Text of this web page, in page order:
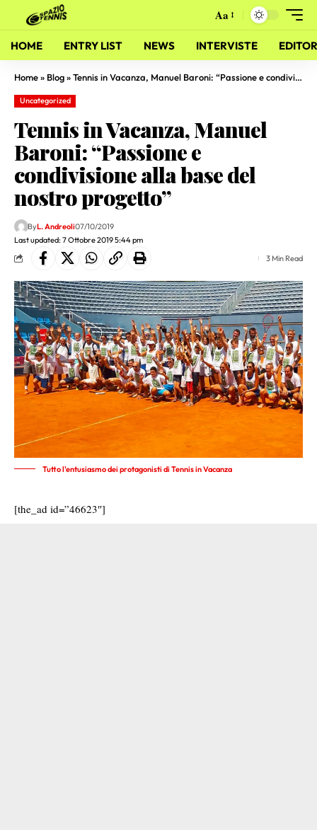
Aa
HOME ENTRY LIST NEWS INTERVISTE
Home» Blog»Tennis in Vacanza, Manuel Baroni: “Passione e condivisione alla base del nostro progetto”
Uncategorized
Tennis in Vacanza, Manuel
Baroni: “Passione e
condivisione alla base del
nostro progetto”
Last updated: 7 Ottobre 2019 5:44 pm
ByL. Andreoli07/10/2019
3 Min Read
Tutto l'entusiasmo dei protagonisti di Tennis in Vacanza
[the_ad id=”46623″]